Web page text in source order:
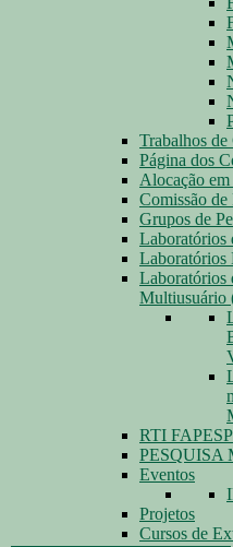
Trabalhos
Página dos
Alocação
Comissão de
Grupos de
Laboratórios
Laboratórios
Laboratórios
RTI FAPESP
PESQUISA
Eventos
Projetos
Cursos de